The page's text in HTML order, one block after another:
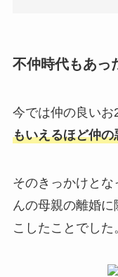
不仲時代もあっ
今では仲の良い
もいえるほど仲
そのきっかけとな
んの母親の離婚
こしたことでした